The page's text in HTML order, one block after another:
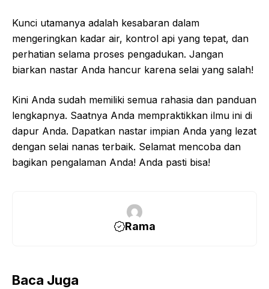
Kunci utamanya adalah kesabaran dalam
mengeringkan kadar air, kontrol api yang tepat, dan
perhatian selama proses pengadukan. Jangan
biarkan nastar Anda hancur karena selai yang salah!
Kini Anda sudah memiliki semua rahasia dan panduan
lengkapnya. Saatnya Anda mempraktikkan ilmu ini di
dapur Anda. Dapatkan nastar impian Anda yang lezat
dengan selai nanas terbaik. Selamat mencoba dan
bagikan pengalaman Anda! Anda pasti bisa!
Rama
Baca Juga